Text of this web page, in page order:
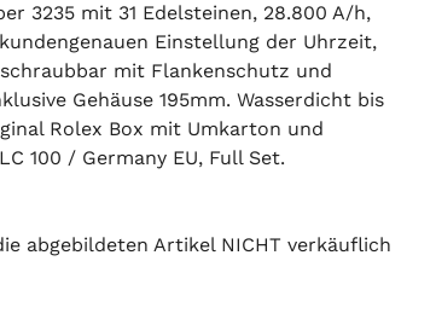
3235 mit 31 Edelsteinen, 28.800 A/h,
Einstellung der Uhrzeit,
mit Flankenschutz und
Gehäuse 195mm. Wasserdicht bis
Rolex Box mit Umkarton und
100 / Germany EU, Full Set.
abgebildeten Artikel NICHT verkäuflich